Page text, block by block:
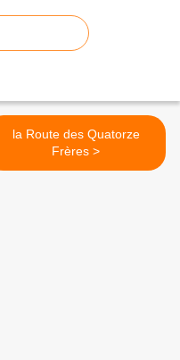
la Route des Quatorze
Frères >